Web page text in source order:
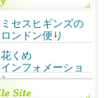
ミセスヒギンズの
ロンドン便り
花くめ
インフォメーショ
ン